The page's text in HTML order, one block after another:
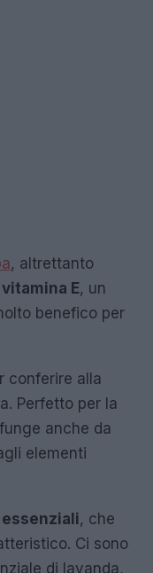
, altrettanto
vitamina E, un
benefico per
conferire alla
Perfetto per la
anche da
elementi
, che
Ci sono
di lavanda,